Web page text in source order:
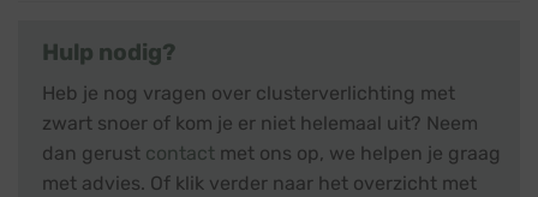
Hulp nodig?
Heb je nog vragen over clusterverlichting met
zwart snoer of kom je er niet helemaal uit? Neem
dan gerust contact met ons op, we helpen je graag
met advies. Of klik verder naar het overzicht met